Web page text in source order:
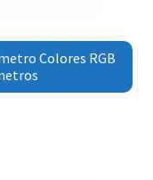
Colores RGB